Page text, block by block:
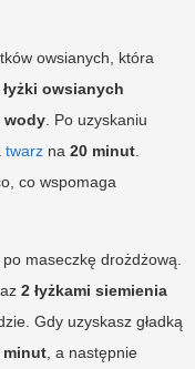
owsianych, która
łyżki owsianych
wody . Po uzyskaniu
twarz na 20 minut
co wspomaga
maseczkę drożdżową.
2 łyżkami siemienia
Gdy uzyskasz gładką
minut , a następnie